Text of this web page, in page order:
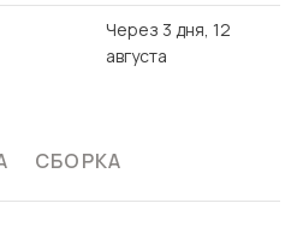
Через 3 дня, 12
августа
СБОРКА